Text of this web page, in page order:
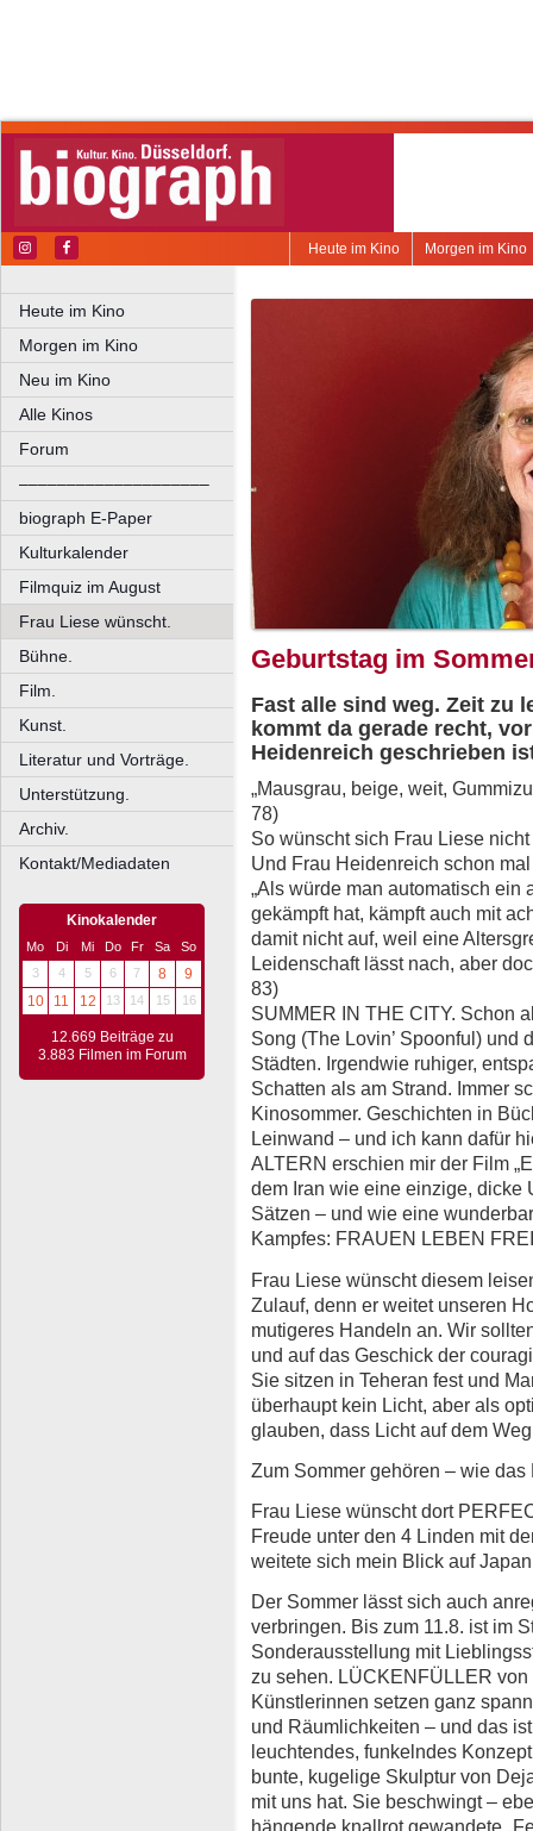
Morgen im Kino
Heute im Kino
Heute im Kino
Morgen im Kino
Neu im Kino
Alle Kinos
Forum
––––––––––––––––––––
biograph E-Paper
Kulturkalender
Filmquiz im August
Frau Liese wünscht.
Bühne.
Film.
Kunst.
Literatur und Vorträge.
Unterstützung.
Archiv.
Kontakt/Mediadaten
Kinokalender
Mo Di Mi Do Fr Sa
So
3
4 5 6 7 8
9
10
11 12 13 14 15 16
12.669 Beiträge zu
3.883 Filmen im Forum
Geburtstag im
Fast alle sind weg. Zeit zu
kommt da gerade recht,
Heidenreich geschrieben
„Mausgrau, beige, weit,
78)
So wünscht sich Frau Liese
Und Frau Heidenreich schon
„Als würde man automatisch ein
gekämpft hat, kämpft auch mit
damit nicht auf, weil eine
Leidenschaft lässt nach, aber
83)
SUMMER IN THE CITY. Schon
Song (The Lovin’ Spoonful) und
Städten. Irgendwie ruhiger,
Schatten als am Strand. Immer
Kinosommer. Geschich­ten in
Leinwand – und ich kann dafür
ALTERN erschien mir der Film
dem Iran wie eine einzige, dicke
Sätzen – und wie eine
Kampfes: FRAUEN LEBEN
Frau Liese wünscht diesem
Zulauf, denn er weitet unseren
mutigeres Han­deln an. Wir
und auf das Ge­schick der
Sie sitzen in Teheran fest und
überhaupt kein Licht, aber als
glauben, dass Licht auf dem
Zum Sommer gehören – wie
Frau Liese wünscht dort
Freude unter den 4 Linden mit
weitete sich mein Blick auf
Der Sommer lässt sich auch
verbringen. Bis zum 11.8. ist im
Sonderausstellung mit
zu sehen. LÜCKENFÜLLER
Künstlerinnen setzen ganz
und Räumlichkeiten – und das
leuchtendes, funkelndes
bunte, kugelige Skulptur von
mit uns hat. Sie beschwingt –
hängende knallrot gewandete